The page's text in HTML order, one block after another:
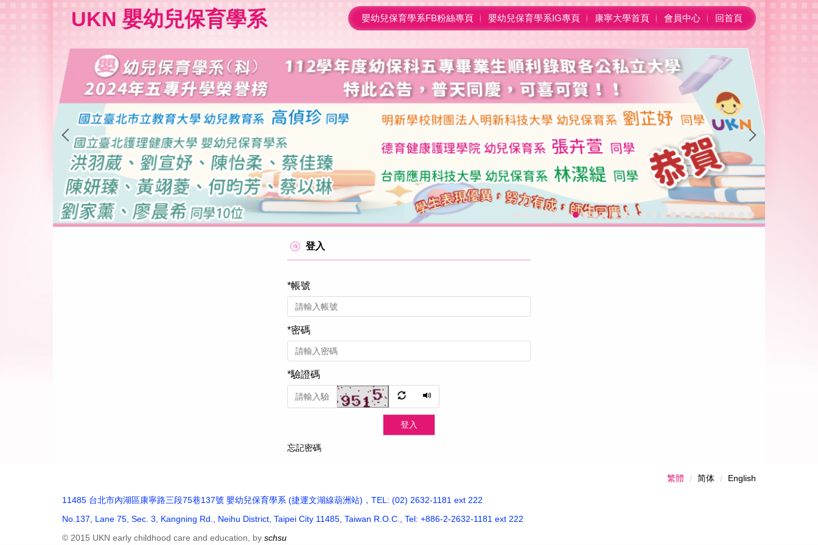
UKN 嬰幼兒保育學系 嬰幼兒保育學系FB粉絲專頁 嬰幼兒保育學系IG專頁 康寧大學首頁 會員中心 回首頁
登入
*帳號
*密碼
*驗證碼
登入
忘記密碼
繁體 简体 English
11485 台北市內湖區康寧路三段75巷137號 嬰幼兒保育學系 (捷運文湖線葫洲站)，TEL: (02) 2632-1181 ext 222
No.137, Lane 75, Sec. 3, Kangning Rd., Neihu District, Taipei City 11485, Taiwan R.O.C., Tel: +886-2-2632-1181 ext 222
© 2015 UKN early childhood care and education, by schsu